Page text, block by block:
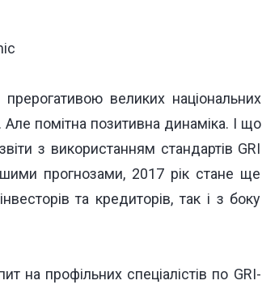
великих національних
помітна позитивна динаміка. І що
з використанням стандартів GRI
прогнозами, 2017 рік стане ще
та кредиторів, так і з боку
на профільних спеціалістів по GRI-